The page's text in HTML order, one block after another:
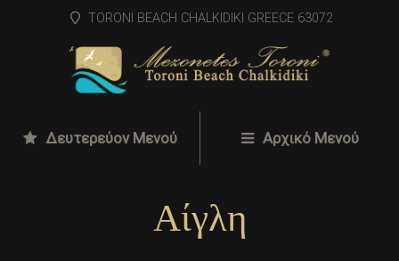
TORONI BEACH CHALKIDIKI GREECE 63072
Δευτερεύον Μενού Αρχικό Μενού
Αίγλη